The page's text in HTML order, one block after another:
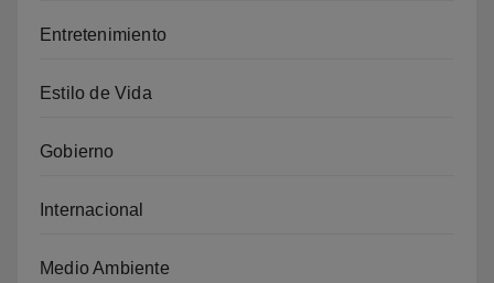
Entretenimiento
Estilo de Vida
Gobierno
Internacional
Medio Ambiente